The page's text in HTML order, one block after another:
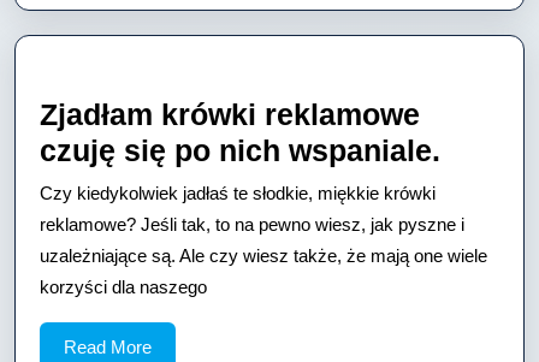
Zjadłam krówki reklamowe
czuję się po nich wspaniale.
czuję
Czy kiedykolwiek jadłaś te słodkie, miękkie krówki
reklamowe? Jeśli tak, to na pewno wiesz, jak pyszne i
uzależniające są. Ale czy wiesz także, że mają one wiele
korzyści dla naszego
Read MoreRead